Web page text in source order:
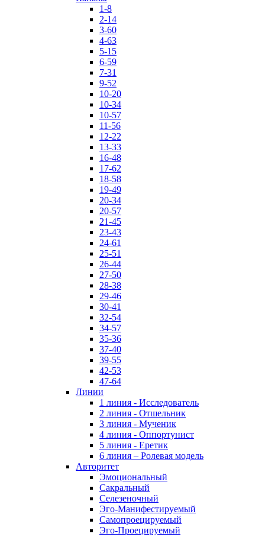
1-8
2-14
3-60
4-63
5-15
6-59
7-31
9-52
10-20
10-34
10-57
11-56
12-22
13-33
16-48
17-62
18-58
19-49
20-34
20-57
21-45
23-43
24-61
25-51
26-44
27-50
28-38
29-46
30-41
32-54
34-57
35-36
37-40
39-55
42-53
47-64
Линии
1 линия - Исследователь
2 линия - Отшельник
3 линия - Мученик
4 линия - Оппортунист
5 линия - Еретик
6 линия – Ролевая модель
Авторитет
Эмоциональный
Сакральный
Селезеночный
Эго-Манифестируемый
Самопроецируемый
Эго-Проецируемый